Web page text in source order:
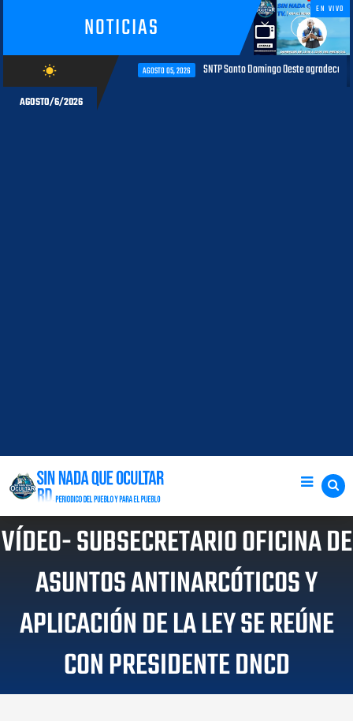
NOTICIAS
EN VIVO
wb_sunny
AGOSTO/6/2026
AGOSTO 05, 2026 SNTP Santo Domingo Oeste agradece al
VÍDEO- SUBSECRETARIO OFICINA DE
ASUNTOS ANTINARCÓTICOS Y
APLICACIÓN DE LA LEY SE REÚNE
CON PRESIDENTE DNCD